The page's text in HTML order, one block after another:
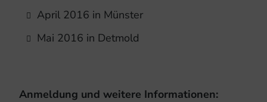
April 2016 in Münster
Mai 2016 in Detmold
Anmeldung und weitere Informationen: